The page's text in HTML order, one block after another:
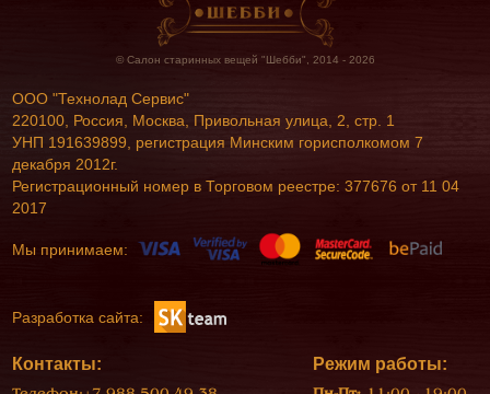
© Салон старинных вещей "Шебби", 2014 - 2026
ООО "Технолад Сервис"
220100, Россия, Москва, Привольная улица, 2, стр. 1
УНП 191639899, регистрация Минским горисполкомом 7
декабря 2012г.
Регистрационный номер в Торговом реестре: 377676 от 11 04
2017
Мы принимаем:
Разработка сайта:
Контакты: Режим работы: